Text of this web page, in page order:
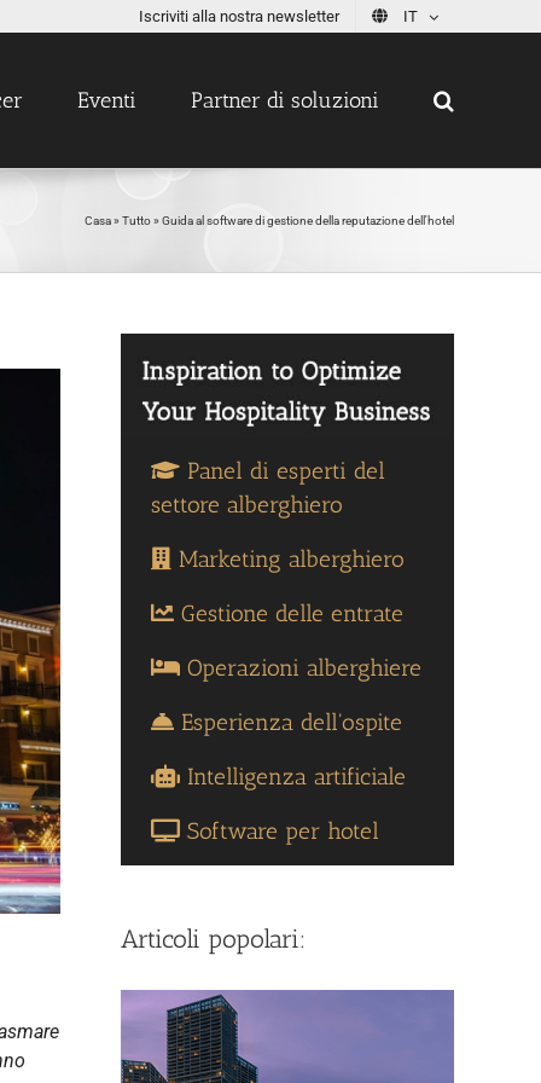
Iscriviti alla nostra newsletter IT
Eventi Partner di soluzioni
Casa» Tutto» Guida al software di gestione della reputazione dell'hotel
Panel di esperti del
settore alberghiero
Marketing alberghiero
Gestione delle entrate
Operazioni alberghiere
Esperienza dell'ospite
Intelligenza artificiale
Software per hotel
Articoli popolari: